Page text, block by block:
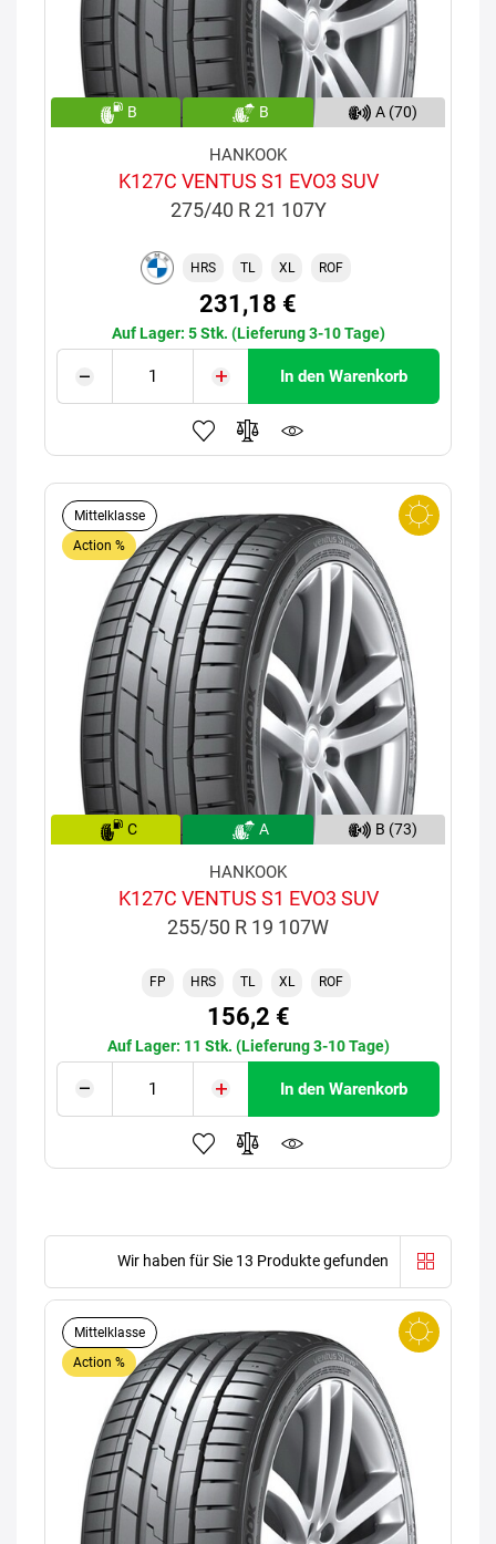
B B A (70)
HANKOOK
K127C VENTUS S1 EVO3 SUV
275/40 R 21 107Y
HRS TL XL ROF
231,18 €
Auf Lager: 5 Stk. (Lieferung 3-10 Tage)
In den Warenkorb
Mittelklasse
Action %
C A B (73)
HANKOOK
K127C VENTUS S1 EVO3 SUV
255/50 R 19 107W
FP HRS TL XL ROF
156,2 €
Auf Lager: 11 Stk. (Lieferung 3-10 Tage)
In den Warenkorb
Wir haben für Sie 13 Produkte gefunden
Mittelklasse
Action %